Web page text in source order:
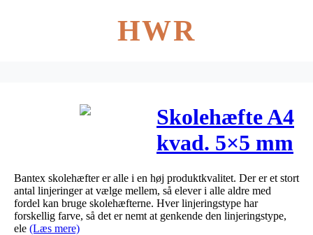
HWR
Skolehæfte A4
kvad. 5×5 mm
40 sider 70g
græs grøn
Bantex skolehæfter er alle i en høj produktkvalitet. Der er et stort
antal linjeringer at vælge mellem, så elever i alle aldre med
fordel kan bruge skolehæfterne. Hver linjeringstype har
forskellig farve, så det er nemt at genkende den linjeringstype,
ele (Læs mere)